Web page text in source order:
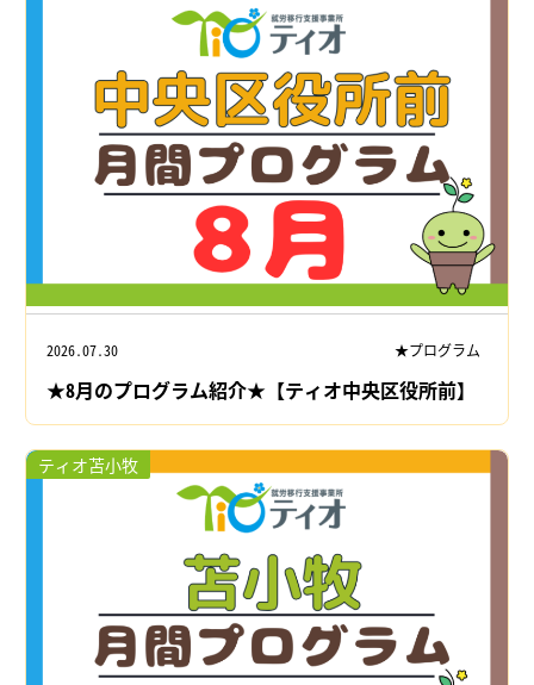
2026.07.30 ★プログラム
★8月のプログラム紹介★【ティオ中央区役所前】
ティオ苫小牧